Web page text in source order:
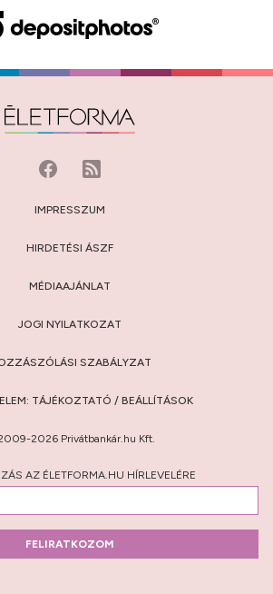
IMPRESSZUM
HIRDETÉSI ÁSZF
MÉDIAAJÁNLAT
JOGI NYILATKOZAT
SZABÁLYZAT
TÁJÉKOZTATÓ / BEÁLLÍTÁSOK
2026 Privátbankár.hu Kft.
AZ ÉLETFORMA.HU HÍRLEVELÉRE
FELIRATKOZOM